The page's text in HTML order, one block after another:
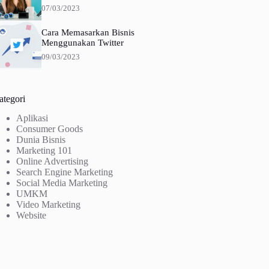
07/03/2023
Cara Memasarkan Bisnis
Menggunakan Twitter
09/03/2023
Aplikasi
Consumer Goods
Dunia Bisnis
Marketing 101
Online Advertising
Search Engine Marketing
Social Media Marketing
UMKM
Video Marketing
Website